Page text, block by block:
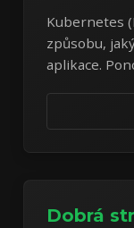
Kubernetes
způsobu,
aplikace.
Dobrá